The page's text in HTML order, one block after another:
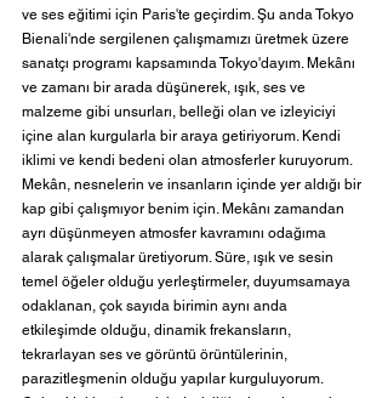
ve ses eğitimi için Paris'te geçirdim. Şu anda Tokyo
Bienali'nde sergilenen çalışmamızı üretmek üzere
sanatçı programı kapsamında Tokyo'dayım. Mekânı
ve zamanı bir arada düşünerek, ışık, ses ve
malzeme gibi unsurları, belleği olan ve izleyiciyi
içine alan kurgularla bir araya getiriyorum. Kendi
iklimi ve kendi bedeni olan atmosferler kuruyorum.
Mekân, nesnelerin ve insanların içinde yer aldığı bir
kap gibi çalışmıyor benim için. Mekânı zamandan
ayrı düşünmeyen atmosfer kavramını odağıma
alarak çalışmalar üretiyorum. Süre, ışık ve sesin
temel öğeler olduğu yerleştirmeler, duyumsamaya
odaklanan, çok sayıda birimin aynı anda
etkileşimde olduğu, dinamik frekansların,
tekrarlayan ses ve görüntü örüntülerinin,
parazitleşmenin olduğu yapılar kurguluyorum.